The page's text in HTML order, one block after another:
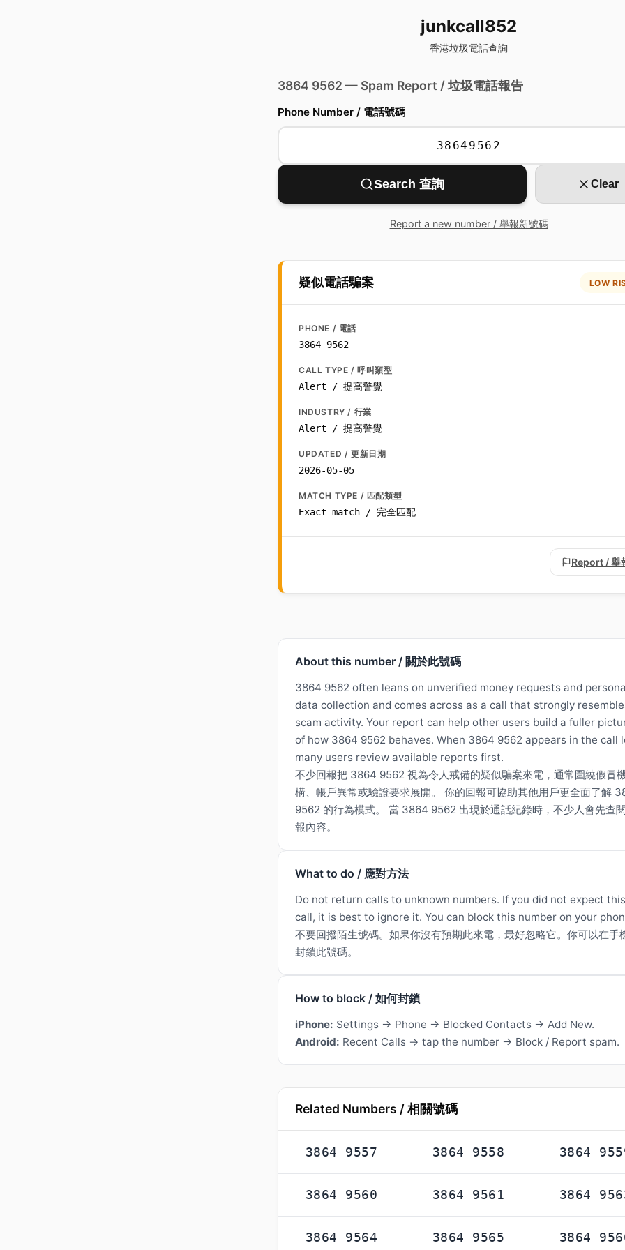
junkcall852
香港垃圾電話查詢
3864 9562 — Spam Report / 垃圾電話報告
Phone Number / 電話號碼
Search 查詢 Clear
Report a new number / 舉報新號碼
疑似電話騙案 LOW
PHONE / 電話
3864 9562
CALL TYPE / 呼叫類型
Alert / 提高警覺
INDUSTRY / 行業
Alert / 提高警覺
UPDATED / 更新日期
2026-05-05
MATCH TYPE / 匹配類型
Exact match / 完全匹配
Report / 舉
About this number / 關於此號碼
3864 9562 often leans on unverified money requests and
data collection and comes across as a call that strongly
scam activity. Your report can help other users build a fuller
of how 3864 9562 behaves. When 3864 9562 appears in the call
many users review available reports first.
不少回報把 3864 9562 視為令人戒備的疑似騙案來電，通常圍繞假冒
構、帳戶異常或驗證要求展開。 你的回報可協助其他用戶更全面了解
9562 的行為模式。 當 3864 9562 出現於通話紀錄時，不少人會先查
報內容。
What to do / 應對方法
Do not return calls to unknown numbers. If you did not expect this
call, it is best to ignore it. You can block this number on your
不要回撥陌生號碼。如果你沒有預期此來電，最好忽略它。你可以在手
封鎖此號碼。
How to block / 如何封鎖
iPhone: Settings → Phone → Blocked Contacts → Add New.
Android: Recent Calls → tap the number → Block / Report spam.
Related Numbers / 相關號碼
3864 9557 3864 9558 3864
3864 9560 3864 9561 3864
3864 9564 3864 9565 3864